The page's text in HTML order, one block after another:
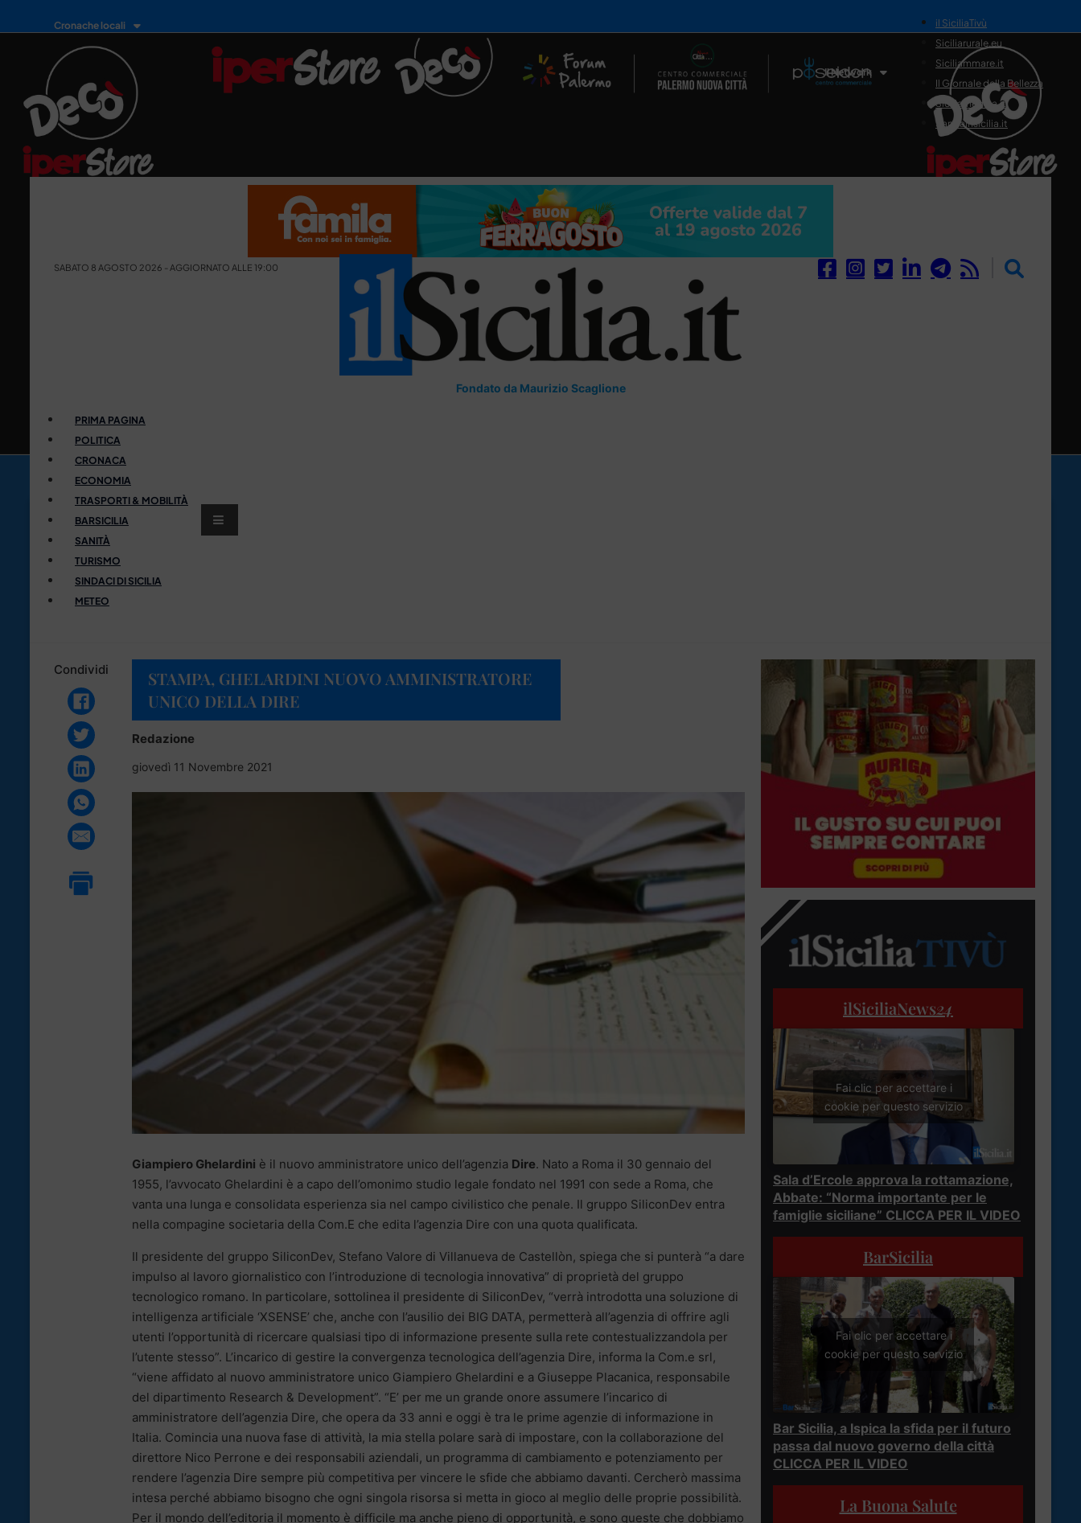
Cronache locali
Il Network
il SiciliaTivù
Siciliarurale.eu
Siciliammare.it
Il Giornale della Bellezza
Siciliamedica.it
Sanitainsicilia.it
SABATO 8 AGOSTO 2026 - AGGIORNATO ALLE 19:00
Fondato da Maurizio Scaglione
PRIMA PAGINA
POLITICA
CRONACA
ECONOMIA
TRASPORTI & MOBILITÀ
BARSICILIA
SANITÀ
TURISMO
SINDACI DI SICILIA
METEO
Condividi
STAMPA, GHELARDINI NUOVO AMMINISTRATORE
UNICO DELLA DIRE
Redazione
giovedì 11 Novembre 2021
Giampiero Ghelardini è il nuovo amministratore unico dell’agenzia Dire. Nato a Roma il 30 gennaio del
1955, l’avvocato Ghelardini è a capo dell’omonimo studio legale fondato nel 1991 con sede a Roma, che
vanta una lunga e consolidata esperienza sia nel campo civilistico che penale. Il gruppo SiliconDev entra
nella compagine societaria della Com.E che edita l’agenzia Dire con una quota qualificata.
Il presidente del gruppo SiliconDev, Stefano Valore di Villanueva de Castellòn, spiega che si punterà “a dare
impulso al lavoro giornalistico con l’introduzione di tecnologia innovativa” di proprietà del gruppo
tecnologico romano. In particolare, sottolinea il presidente di SiliconDev, “verrà introdotta una soluzione di
intelligenza artificiale ‘XSENSE’ che, anche con l’ausilio dei BIG DATA, permetterà all’agenzia di offrire agli
utenti l’opportunità di ricercare qualsiasi tipo di informazione presente sulla rete contestualizzandola per
l’utente stesso”. L’incarico di gestire la convergenza tecnologica dell’agenzia Dire, informa la Com.e srl,
“viene affidato al nuovo amministratore unico Giampiero Ghelardini e a Giuseppe Placanica, responsabile
del dipartimento Research & Development”. “E’ per me un grande onore assumere l’incarico di
amministratore dell’agenzia Dire, che opera da 33 anni e oggi è tra le prime agenzie di informazione in
Italia. Comincia una nuova fase di attività, la mia stella polare sarà di impostare, con la collaborazione del
direttore Nico Perrone e dei responsabili aziendali, un programma di cambiamento e potenziamento per
rendere l’agenzia Dire sempre più competitiva per vincere le sfide che abbiamo davanti. Cercherò massima
intesa perché abbiamo bisogno che ogni singola risorsa si metta in gioco al meglio delle proprie possibilità.
Per il mondo dell’editoria il momento è difficile ma anche pieno di opportunità, e sono queste che dobbiamo
ilSiciliaNews24
Fai clic per accettare i
cookie per questo servizio
Sala d’Ercole approva la rottamazione,
Abbate: “Norma importante per le
famiglie siciliane” CLICCA PER IL VIDEO
BarSicilia
Fai clic per accettare i
cookie per questo servizio
Bar Sicilia, a Ispica la sfida per il futuro
passa dal nuovo governo della città
CLICCA PER IL VIDEO
La Buona Salute